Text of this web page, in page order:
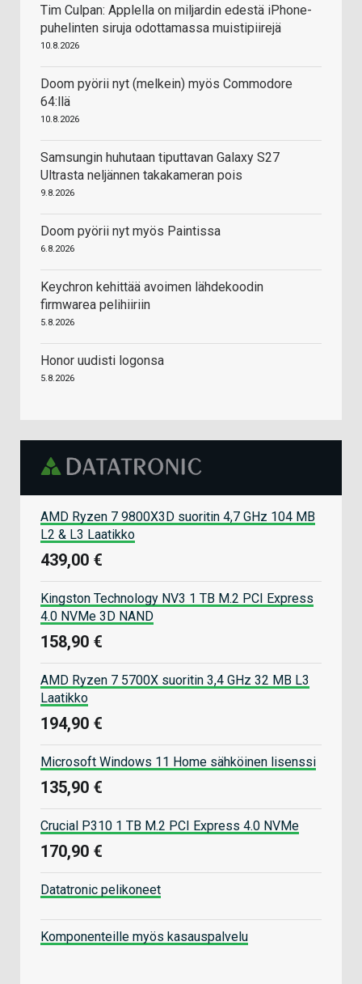
Tim Culpan: Applella on miljardin edestä iPhone-
puhelinten siruja odottamassa muistipiirejä
10.8.2026
Doom pyörii nyt (melkein) myös Commodore
64:llä
10.8.2026
Samsungin huhutaan tiputtavan Galaxy S27
Ultrasta neljännen takakameran pois
9.8.2026
Doom pyörii nyt myös Paintissa
6.8.2026
Keychron kehittää avoimen lähdekoodin
firmwarea pelihiiriin
5.8.2026
Honor uudisti logonsa
5.8.2026
AMD Ryzen 7 9800X3D suoritin 4,7 GHz 104 MB
L2 & L3 Laatikko
439,00 €
Kingston Technology NV3 1 TB M.2 PCI Express
4.0 NVMe 3D NAND
158,90 €
AMD Ryzen 7 5700X suoritin 3,4 GHz 32 MB L3
Laatikko
194,90 €
Microsoft Windows 11 Home sähköinen lisenssi
135,90 €
Crucial P310 1 TB M.2 PCI Express 4.0 NVMe
170,90 €
Datatronic pelikoneet
Komponenteille myös kasauspalvelu